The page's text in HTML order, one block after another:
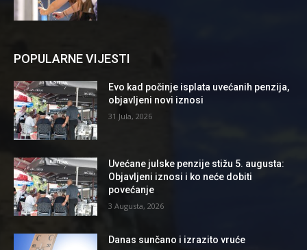
POPULARNE VIJESTI
Evo kad počinje isplata uvećanih penzija,
objavljeni novi iznosi
31 Jula, 2026
Uvećane julske penzije stižu 5. augusta:
Objavljeni iznosi i ko neće dobiti
povećanje
3 Augusta, 2026
Danas sunčano i izrazito vruće